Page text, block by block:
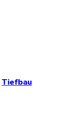
Tiefbau